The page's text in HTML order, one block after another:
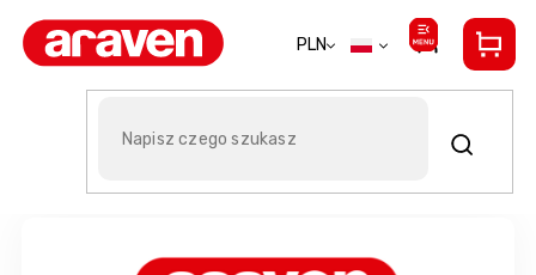
treści
PLN
Wszystkie marki A-Z